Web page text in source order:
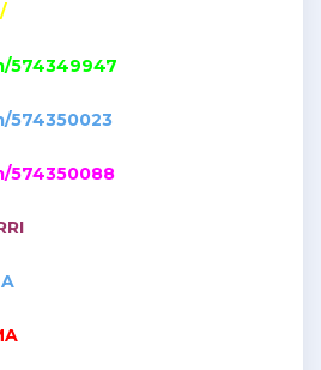
574349947
574350023
574350088